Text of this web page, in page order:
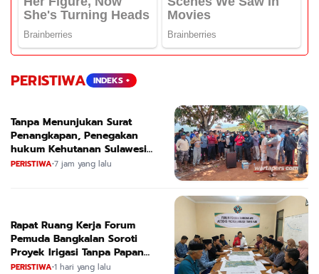
PERISTIWA INDEKS +
Tanpa Menunjukan Surat
Penangkapan, Penegakan
hukum Kehutanan Sulawesi
Selatan Culik Petani Ladah Di
PERISTIWA•7 jam yang lalu
Rapat Ruang Kerja Forum
Pemuda Bangkalan Soroti
Proyek Irigasi Tanpa Papan
Nama
PERISTIWA•1 hari yang lalu